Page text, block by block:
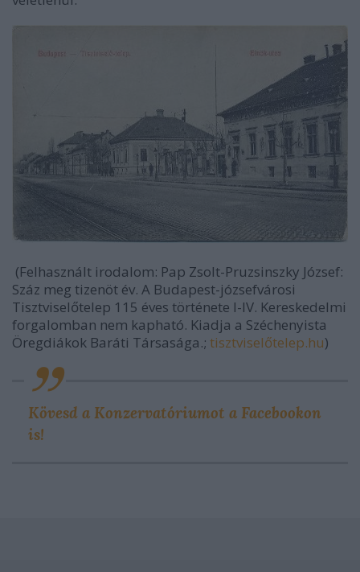
(Felhasznált irodalom: Pap Zsolt-Pruzsinszky József:
Száz meg tizenöt év. A Budapest-józsefvárosi
Tisztviselőtelep 115 éves története I-IV. Kereskedelmi
forgalomban nem kapható. Kiadja a Széchenyista
Öregdiákok Baráti Társasága.; tisztviselőtelep.hu)
Kövesd a Konzervatóriumot a Facebookon
is!